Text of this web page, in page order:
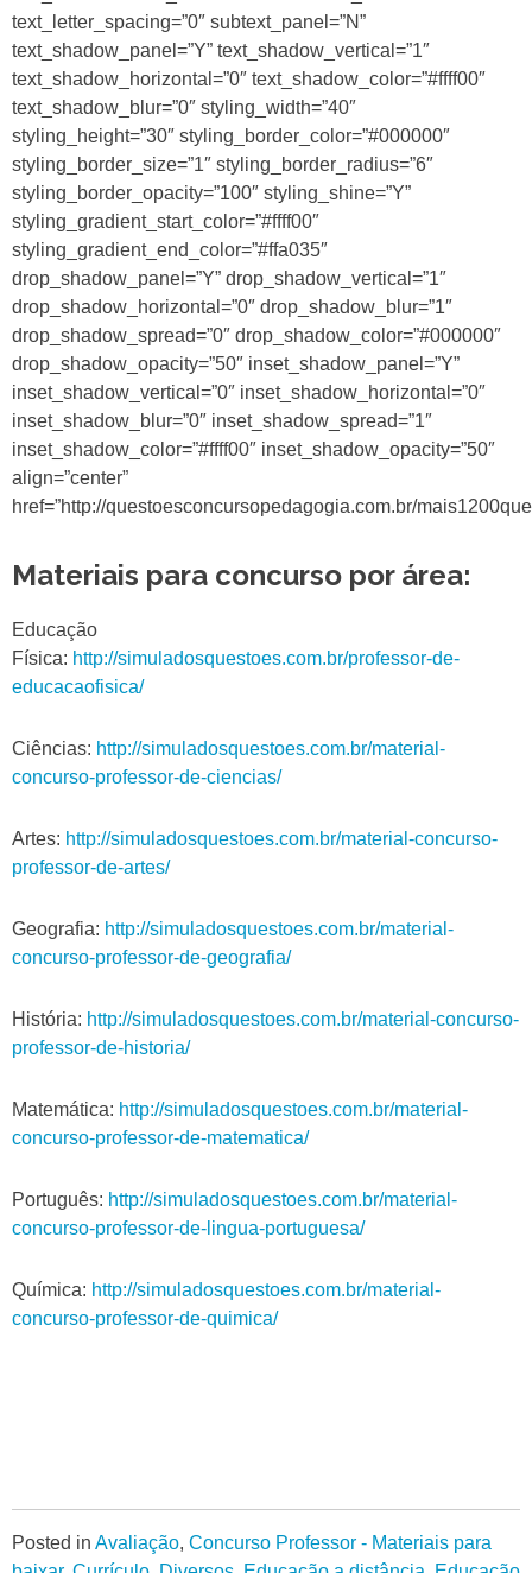
text_letter_spacing=”0″ subtext_panel=”N”
text_shadow_panel=”Y” text_shadow_vertical=”1″
text_shadow_horizontal=”0″ text_shadow_color=”#ffff00″
text_shadow_blur=”0″ styling_width=”40″
styling_height=”30″ styling_border_color=”#000000″
styling_border_size=”1″ styling_border_radius=”6″
styling_border_opacity=”100″ styling_shine=”Y”
styling_gradient_start_color=”#ffff00″
styling_gradient_end_color=”#ffa035″
drop_shadow_panel=”Y” drop_shadow_vertical=”1″
drop_shadow_horizontal=”0″ drop_shadow_blur=”1″
drop_shadow_spread=”0″ drop_shadow_color=”#000000″
drop_shadow_opacity=”50″ inset_shadow_panel=”Y”
inset_shadow_vertical=”0″ inset_shadow_horizontal=”0″
inset_shadow_blur=”0″ inset_shadow_spread=”1″
inset_shadow_color=”#ffff00″ inset_shadow_opacity=”50″
align=”center”
href=”http://questoesconcursopedagogia.com.br/
Materiais para concurso por área:
Educação
Física: http://simuladosquestoes.com.br/professor-de-
educacaofisica/
Ciências: http://simuladosquestoes.com.br/material-
concurso-professor-de-ciencias/
Artes: http://simuladosquestoes.com.br/material-concurso-
professor-de-artes/
Geografia: http://simuladosquestoes.com.br/material-
concurso-professor-de-geografia/
História: http://simuladosquestoes.com.br/material-concurso-
professor-de-historia/
Matemática: http://simuladosquestoes.com.br/material-
concurso-professor-de-matematica/
Português: http://simuladosquestoes.com.br/material-
concurso-professor-de-lingua-portuguesa/
Química: http://simuladosquestoes.com.br/material-
concurso-professor-de-quimica/
Posted in Avaliação, Concurso Professor - Materiais para